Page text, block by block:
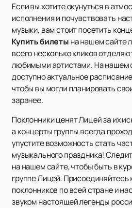
Если вы хотите окунуться в
исполнения и почувствовать
музыки, вам стоит посетить
Купить билеты на нашем сайте
всего несколько кликов
любимыми артистами. На нашем
доступно актуальное
чтобы вы могли планировать
заранее.
Поклонники ценят Лицей за их
а концерты группы всегда
упустите возможность стать
музыкального праздника!
на нашем сайте, чтобы быть в
группе Лицей. Присоединяйтесь
поклонников по всей стране и
звуком настоящей легенды